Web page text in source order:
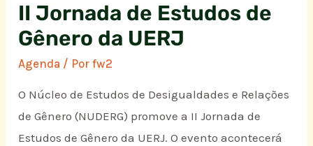
II Jornada de Estudos de
Gênero da UERJ
Agenda / Porfw2
O Núcleo de Estudos de Desigualdades e Relações
de Gênero (NUDERG) promove a II Jornada de
Estudos de Gênero da UERJ. O evento acontecerá